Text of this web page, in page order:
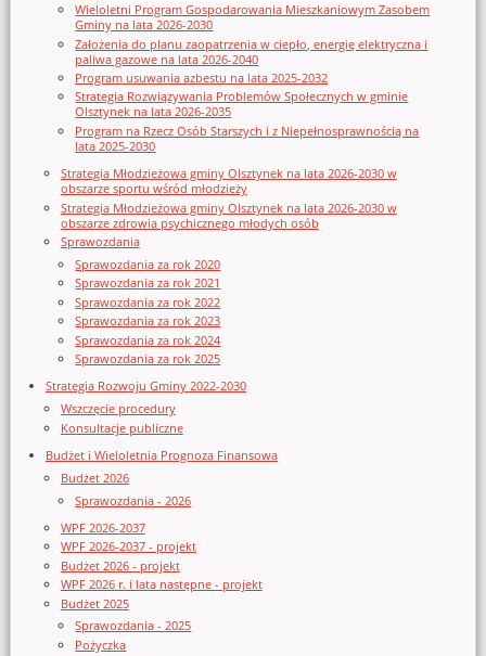
Wieloletni Program Gospodarowania Mieszkaniowym Zasobem
Gminy na lata 2026-2030
Założenia do planu zaopatrzenia w ciepło, energię elektryczna i
paliwa gazowe na lata 2026-2040
Program usuwania azbestu na lata 2025-2032
Strategia Rozwiązywania Problemów Społecznych w gminie
Olsztynek na lata 2026-2035
Program na Rzecz Osób Starszych i z Niepełnosprawnością na
lata 2025-2030
Strategia Młodzieżowa gminy Olsztynek na lata 2026-2030 w
obszarze sportu wśród młodzieży
Strategia Młodzieżowa gminy Olsztynek na lata 2026-2030 w
obszarze zdrowia psychicznego młodych osób
Sprawozdania
Sprawozdania za rok 2020
Sprawozdania za rok 2021
Sprawozdania za rok 2022
Sprawozdania za rok 2023
Sprawozdania za rok 2024
Sprawozdania za rok 2025
Strategia Rozwoju Gminy 2022-2030
Wszczęcie procedury
Konsultacje publiczne
Budżet i Wieloletnia Prognoza Finansowa
Budżet 2026
Sprawozdania - 2026
WPF 2026-2037
WPF 2026-2037 - projekt
Budżet 2026 - projekt
WPF 2026 r. i lata następne - projekt
Budżet 2025
Sprawozdania - 2025
Pożyczka